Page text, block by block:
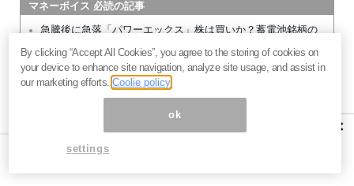
マネーボイス 必読の記事
急騰後に急落「パワーエックス」株は買いか？蓄電池銘柄の
将来性とリスク
過去最高益「サンリオ」は買いか？決算で見えた“強い事
業”と“脆い統治”の同居
「蓄電所」設置ブームで恩恵！株価上昇が見込める日本企業4
×
By clicking “Accept All Cookies”, you agree to the storing of cookies on
your device to enhance site navigation, analyze site usage, and assist in
our marketing efforts.Coolie policy
ok
settings